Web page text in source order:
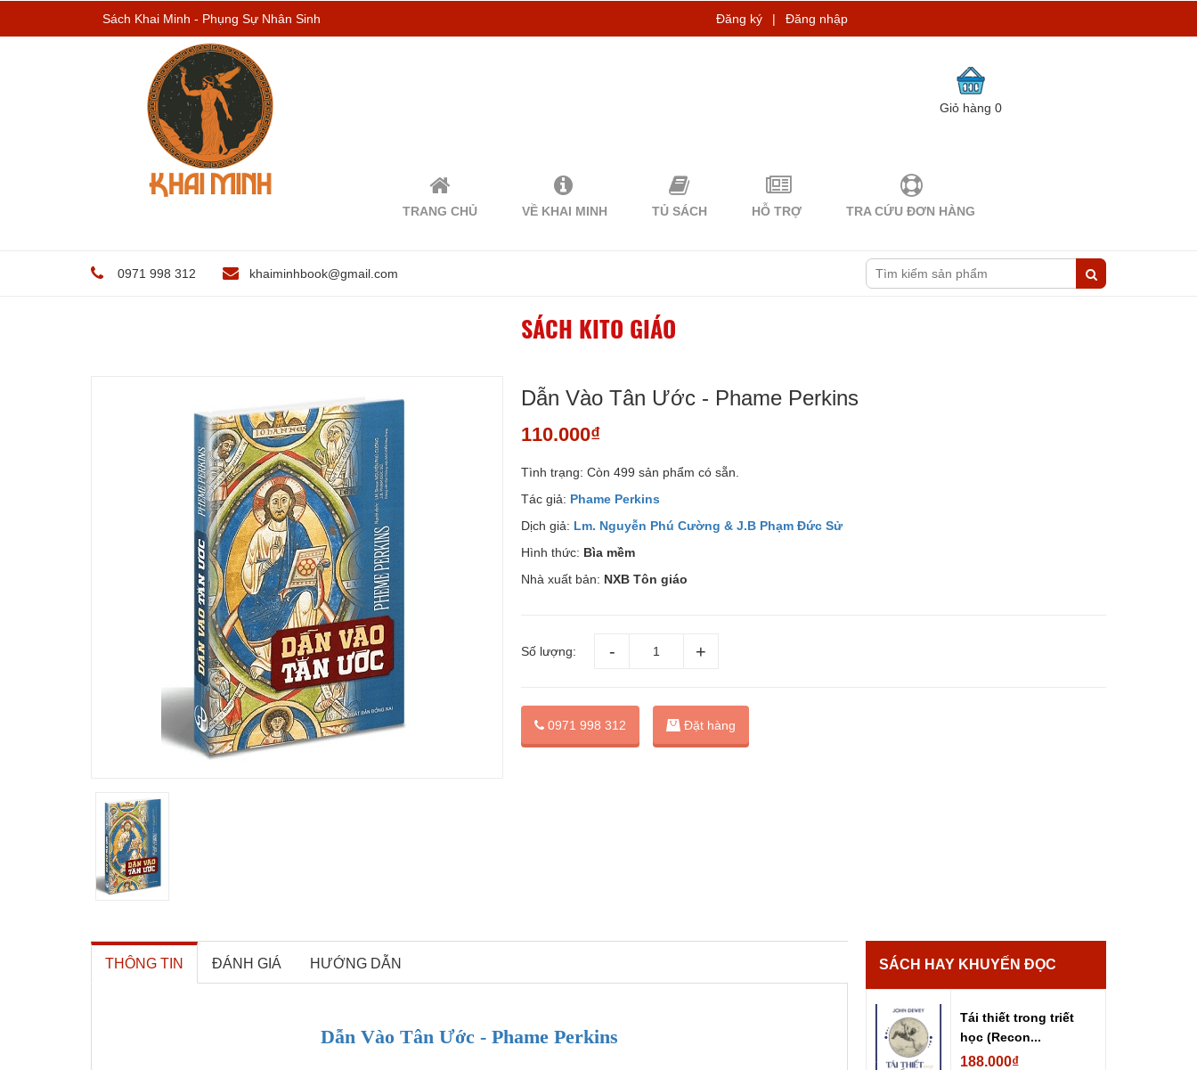
Sách Khai Minh - Phụng Sự Nhân Sinh Đăng ký | Đăng nhập
Giỏ hàng0
TRANG CHỦ VỀ KHAI MINH TỦ SÁCH HỖ TRỢ TRA CỨU ĐƠN HÀNG
0971 998 312 khaiminhbook@gmail.com
SÁCH KITO GIÁO
Dẫn Vào Tân Ước - Phame Perkins
110.000₫
Tình trạng: Còn 499 sản phẩm có sẵn.
Tác giả: Phame Perkins
Dịch giả: Lm. Nguyễn Phú Cường & J.B Phạm Đức Sử
Hình thức: Bìa mềm
Nhà xuất bản: NXB Tôn giáo
Số lượng:
0971 998 312 Đặt hàng
THÔNG TIN ĐÁNH GIÁ HƯỚNG DẪN
Dẫn Vào Tân Ước - Phame Perkins
SÁCH HAY KHUYẾN ĐỌC
Tái thiết trong triết
học (Recon...
188.000₫